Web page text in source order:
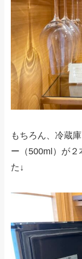
もちろん、冷蔵
ー（500ml）が
た↓